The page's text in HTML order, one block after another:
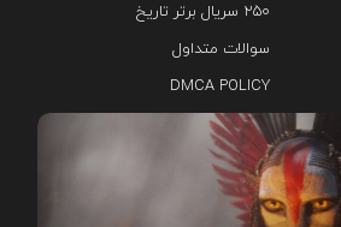
۲۵۰ سریال برتر تاریخ
سوالات متداول
DMCA POLICY